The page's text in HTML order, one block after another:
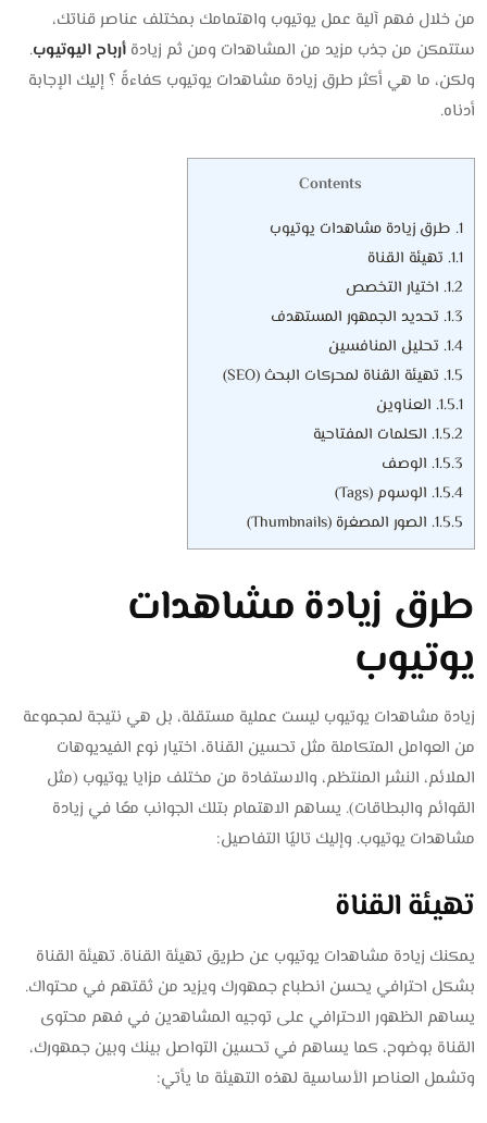
من خلال فهم آلية عمل يوتيوب واهتمامك بمختلف عناصر قناتك،
ستتمكن من جذب مزيد من المشاهدات ومن ثم زيادةأرباح اليوتيوب.
ولكن، ما هي أكثر طرق زيادة مشاهدات يوتيوب كفاءةً ؟ إليك الإجابة
أدناه.
Contents
1. طرق زيادة مشاهدات يوتيوب
1.1. تهيئة القناة
1.2. اختيار التخصص
1.3. تحديد الجمهور المستهدف
1.4. تحليل المنافسين
1.5. تهيئة القناة لمحركات البحث (SEO)
1.5.1. العناوين
1.5.2. الكلمات المفتاحية
1.5.3. الوصف
1.5.4. الوسوم (Tags)
1.5.5. الصور المصغرة (Thumbnails)
طرق زيادة مشاهدات
يوتيوب
زيادة مشاهدات يوتيوب ليست عملية مستقلة، بل هي نتيجة لمجموعة
من العوامل المتكاملة مثل تحسين القناة، اختيار نوع الفيديوهات
الملائم، النشر المنتظم، والاستفادة من مختلف مزايا يوتيوب (مثل
القوائم والبطاقات). يساهم الاهتمام بتلك الجوانب معًا في زيادة
مشاهدات يوتيوب. وإليك تاليًا التفاصيل:
تهيئة القناة
يمكنك زيادة مشاهدات يوتيوب عن طريق تهيئة القناة. تهيئة القناة
بشكل احترافي يحسن انطباع جمهورك ويزيد من ثقتهم في محتواك.
يساهم الظهور الاحترافي على توجيه المشاهدين في فهم محتوى
القناة بوضوح، كما يساهم في تحسين التواصل بينك وبين جمهورك،
وتشمل العناصر الأساسية لهذه التهيئة ما يأتي: